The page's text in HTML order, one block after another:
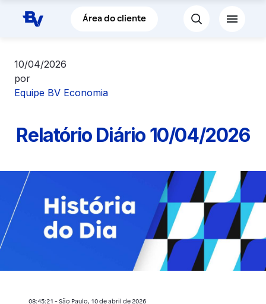
Pular para o Conteúdo principal
Área do cliente
10/04/2026
por
Equipe BV Economia
Relatório Diário 10/04/2026
08:45:21 - São Paulo, 10 de abril de 2026